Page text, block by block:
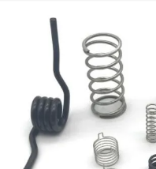
HAUS
PRODUKTE